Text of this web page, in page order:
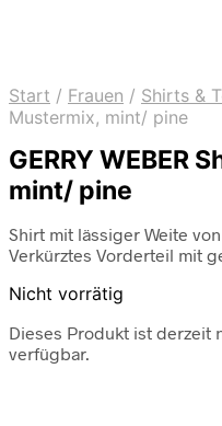
Start / Frauen / Shirts &
Mustermix, mint/ pine
GERRY WEBER
mint/ pine
Shirt mit lässiger Weite von
Verkürztes Vorderteil mit
Nicht vorrätig
Dieses Produkt ist derzeit
verfügbar.